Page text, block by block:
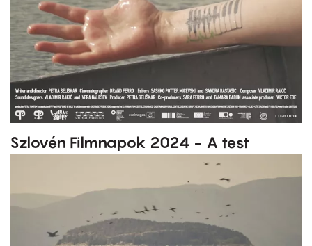
Szlovén Filmnapok 2024 - A test